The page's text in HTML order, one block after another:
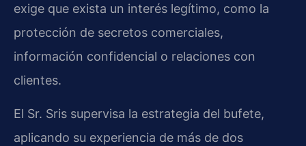
exige que exista un interés legítimo, como la
protección de secretos comerciales,
información confidencial o relaciones con
clientes.
El Sr. Sris supervisa la estrategia del bufete,
aplicando su experiencia de más de dos